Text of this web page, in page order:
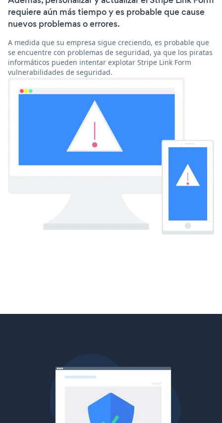
requiere aún más tiempo y es probable que cause
nuevos problemas o errores.
A medida que su empresa sigue creciendo, es probable que
se encuentre con problemas de seguridad, ya que los piratas
informáticos pueden intentar explotar Stripe Link Form
vulnerabilidades de seguridad.